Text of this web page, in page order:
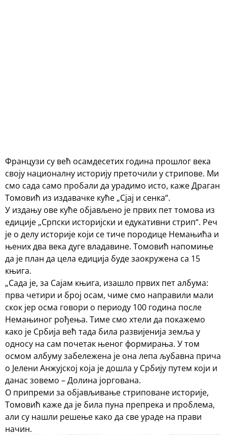
Французи су већ осамдесетих година прошлог века
своју националну историју преточили у стрипове. Ми
смо сада само пробали да урадимо исто, каже Драган
Томовић из издавачке куће „Сјај и сенка“.
У издању ове куће објављено је првих пет томова из
едиције „Српски историјски и едукативни стрип“. Реч
је о делу историје који се тиче породице Немањића и
њених два века дуге владавине. Томовић напомиње
да је план да цела едиција буде заокружена са 15
књига.
„Сада је, за Сајам књига, изашло првих пет албума:
прва четири и број осам, чиме смо направили мали
скок јер осма говори о периоду 100 година после
Немањиног рођења. Тиме смо хтели да покажемо
како је Србија већ тада била развијенија земља у
односу на сам почетак њеног формирања. У том
осмом албуму забележена је она лепа љубавна прича
о Јелени Анжујској која је дошла у Србију путем који и
данас зовемо – Долина јоргована.
О припреми за објављивање стриповане историје,
Томовић каже да је била пуна препрека и проблема,
али су нашли решење како да све ураде на прави
начин.